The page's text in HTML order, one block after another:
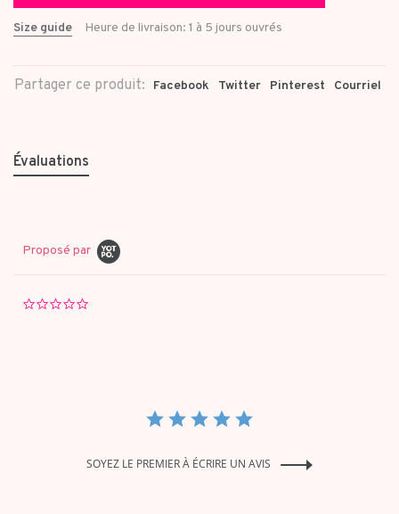
Size guide Heure de livraison: 1 à 5 jours ouvrés
Partager ce produit: Facebook Twitter Pinterest Courriel
Évaluations
Proposé par
SOYEZ LE PREMIER À ÉCRIRE UN AVIS